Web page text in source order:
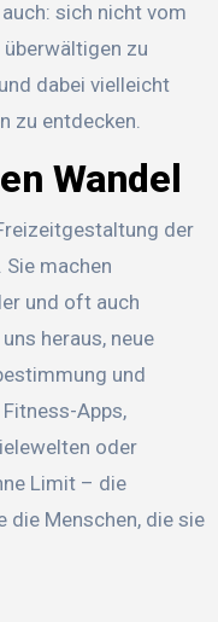
sich nicht vom
zu
dabei vielleicht
zu entdecken.
Wandel
der
machen
und oft auch
heraus, neue
und
Apps,
oder
Limit – die
Menschen, die sie